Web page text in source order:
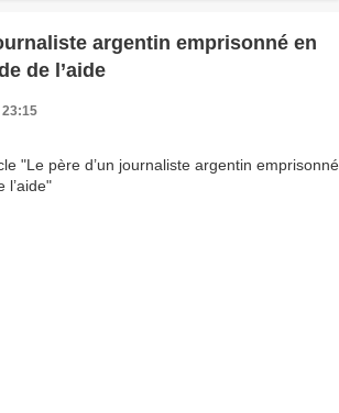
argentin emprisonné en
de l’aide
23:15